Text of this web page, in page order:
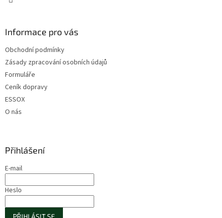
Informace pro vás
Obchodní podmínky
Zásady zpracování osobních údajů
Formuláře
Ceník dopravy
ESSOX
O nás
Přihlášení
E-mail
Heslo